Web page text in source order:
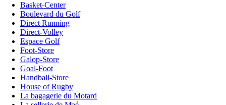
Basket-Center
Boulevard du Golf
Direct Running
Direct-Volley
Espace Golf
Foot-Store
Galop-Store
Goal-Foot
Handball-Store
House of Rugby
La bagagerie du Motard